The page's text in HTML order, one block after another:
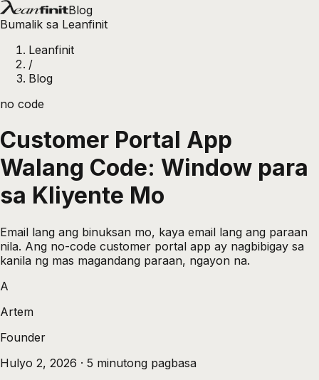
Blog
Bumalik sa Leanfinit
Leanfinit
/
Blog
no code
Customer Portal App
Walang Code: Window para
sa Kliyente Mo
Email lang ang binuksan mo, kaya email lang ang paraan
nila. Ang no-code customer portal app ay nagbibigay sa
kanila ng mas magandang paraan, ngayon na.
A
Artem
Founder
Hulyo 2, 2026 · 5 minutong pagbasa